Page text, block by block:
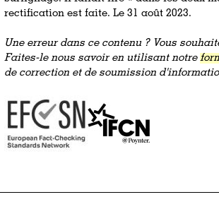
rectification est faite. Le 31 août 2023.
Une erreur dans ce contenu ? Vous
Faites-le nous savoir en utilisant notre
de correction et de soumission